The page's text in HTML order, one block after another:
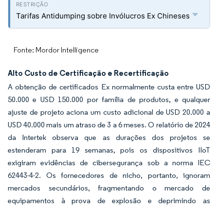
Tarifas Antidumping sobre Invólucros Ex Chineses
Fonte: Mordor Intelligence
Alto Custo de Certificação e Recertificação
A obtenção de certificados Ex normalmente custa entre USD
50.000 e USD 150.000 por família de produtos, e qualquer
ajuste de projeto aciona um custo adicional de USD 20.000 a
USD 40.000 mais um atraso de 3 a 6 meses. O relatório de 2024
da Intertek observa que as durações dos projetos se
estenderam para 19 semanas, pois os dispositivos IIoT
exigiram evidências de cibersegurança sob a norma IEC
62443-4-2. Os fornecedores de nicho, portanto, ignoram
mercados secundários, fragmentando o mercado de
equipamentos à prova de explosão e deprimindo as